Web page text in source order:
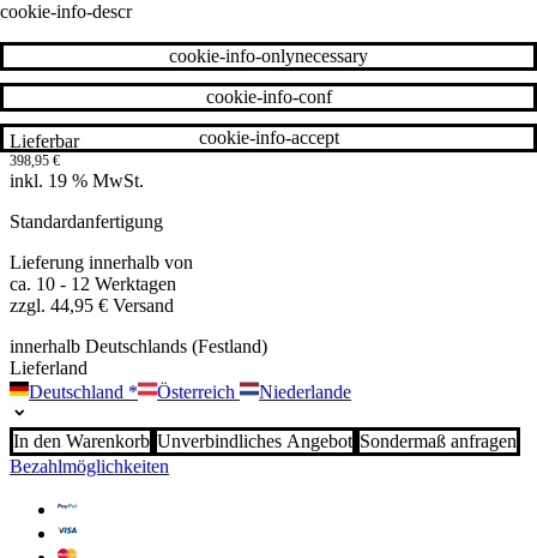
Lieferbar
398,95 €
inkl. 19 % MwSt.
Standardanfertigung
Lieferung innerhalb von
ca. 10 - 12 Werktagen
zzgl. 44,95 € Versand
innerhalb Deutschlands (Festland)
Lieferland
Deutschland * Österreich Niederlande
In den Warenkorb Unverbindliches Angebot Sondermaß anfragen
Bezahlmöglichkeiten
cookie-info-descr
cookie-info-accept
cookie-info-conf
cookie-info-onlynecessary